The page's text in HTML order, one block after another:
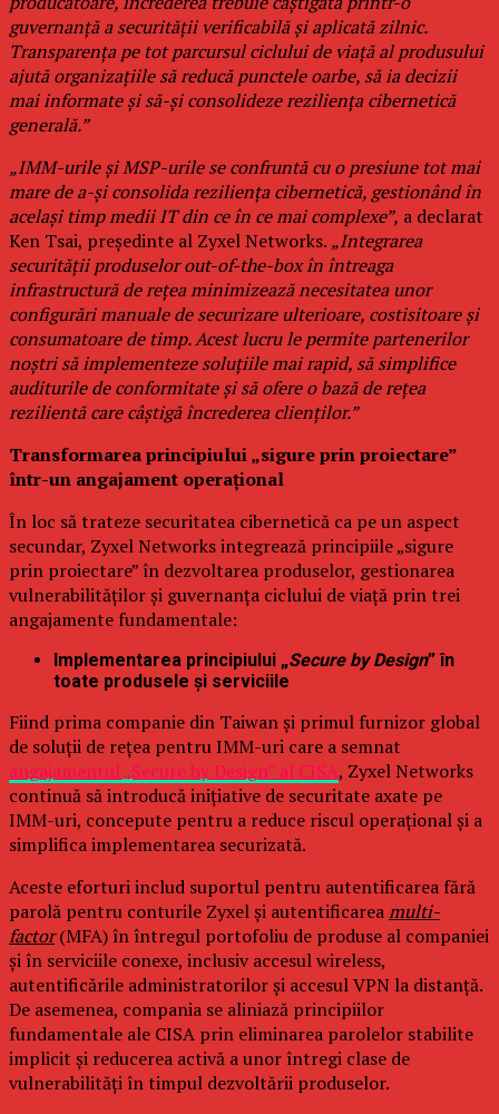
guvernanță a securității verificabilă și aplicată zilnic.
Transparența pe tot parcursul ciclului de viață al produsului
ajută organizațiile să reducă punctele oarbe, să ia decizii
mai informate și să-și consolideze reziliența cibernetică
generală.”
„IMM-urile și MSP-urile se confruntă cu o presiune tot mai
mare de a-și consolida reziliența cibernetică, gestionând în
același timp medii IT din ce în ce mai complexe”, a declarat
Ken Tsai, președinte al Zyxel Networks. „Integrarea
securității produselor out-of-the-box în întreaga
infrastructură de rețea minimizează necesitatea unor
configurări manuale de securizare ulterioare, costisitoare și
consumatoare de timp. Acest lucru le permite partenerilor
noștri să implementeze soluțiile mai rapid, să simplifice
auditurile de conformitate și să ofere o bază de rețea
rezilientă care câștigă încrederea clienților.”
Transformarea principiului „sigure prin proiectare”
într-un angajament operațional
În loc să trateze securitatea cibernetică ca pe un aspect
secundar, Zyxel Networks integrează principiile „sigure
prin proiectare” în dezvoltarea produselor, gestionarea
vulnerabilităților și guvernanța ciclului de viață prin trei
angajamente fundamentale:
Implementarea principiului „Secure by Design” în
toate produsele și serviciile
Fiind prima companie din Taiwan și primul furnizor global
de soluții de rețea pentru IMM-uri care a semnat
angajamentul „Secure by Design” al CISA, Zyxel Networks
continuă să introducă inițiative de securitate axate pe
IMM-uri, concepute pentru a reduce riscul operațional și a
simplifica implementarea securizată.
Aceste eforturi includ suportul pentru autentificarea fără
parolă pentru conturile Zyxel și autentificareamulti-
factor(MFA) în întregul portofoliu de produse al companiei
și în serviciile conexe, inclusiv accesul wireless,
autentificările administratorilor și accesul VPN la distanță.
De asemenea, compania se aliniază principiilor
fundamentale ale CISA prin eliminarea parolelor stabilite
implicit și reducerea activă a unor întregi clase de
vulnerabilități în timpul dezvoltării produselor.